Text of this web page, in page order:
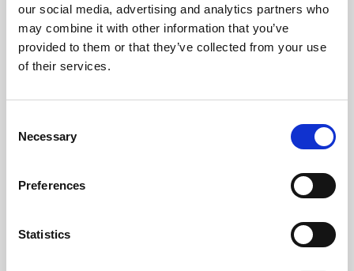
our social media, advertising and analytics partners who
may combine it with other information that you’ve
provided to them or that they’ve collected from your use
of their services.
Selection
Necessary
Preferences
Statistics
december 2023
september 2023
november 2022